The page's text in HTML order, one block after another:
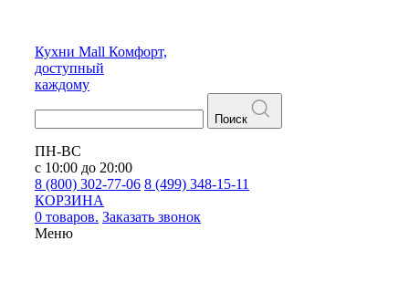
Кухни Mall Комфорт,
доступный
каждому
Поиск
ПН-ВС
с 10:00 до 20:00
8 (800) 302-77-06 8 (499) 348-15-11
КОРЗИНА
0 товаров. Заказать звонок
Меню